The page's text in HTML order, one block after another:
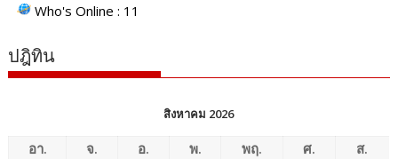
Who's Online : 11
ปฎิทิน
สิงหาคม 2026
อา. จ. อ. พ. พฤ. ศ.
ส.